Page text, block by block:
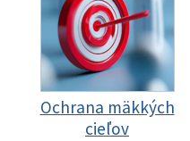
Ochrana mäkkých
cieľov